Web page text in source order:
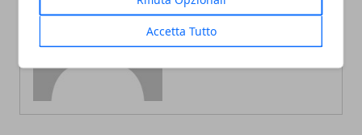
Accetta Tutto
Redazione